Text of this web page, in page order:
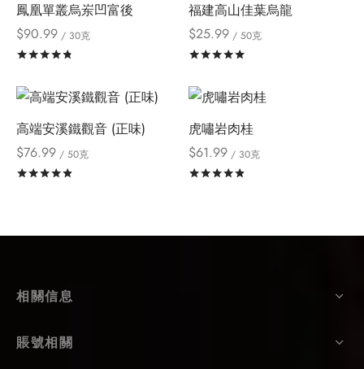
鳳凰單叢烏岽凹富後
$90.99 / 30克
福建高山佳葉烏龍
$25.99/ 50克
高端安溪鐵觀音 (正味)
$76.99 / 50克
虎嘯岩肉桂
$61.99/ 30克
相關信息
賬號相關